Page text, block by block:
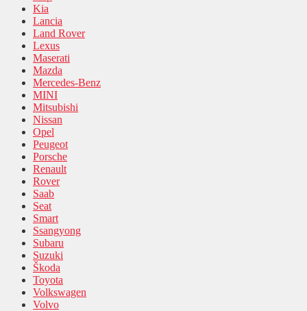
Kia
Lancia
Land Rover
Lexus
Maserati
Mazda
Mercedes-Benz
MINI
Mitsubishi
Nissan
Opel
Peugeot
Porsche
Renault
Rover
Saab
Seat
Smart
Ssangyong
Subaru
Suzuki
Škoda
Toyota
Volkswagen
Volvo